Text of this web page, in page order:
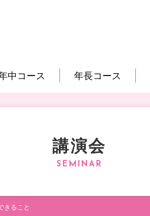
中コース 年長コース
講演会
きること